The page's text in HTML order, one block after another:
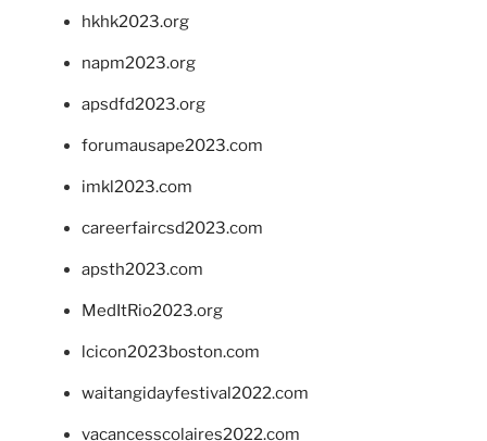
hkhk2023.org
napm2023.org
apsdfd2023.org
forumausape2023.com
imkl2023.com
careerfaircsd2023.com
apsth2023.com
MedItRio2023.org
lcicon2023boston.com
waitangidayfestival2022.com
vacancesscolaires2022.com